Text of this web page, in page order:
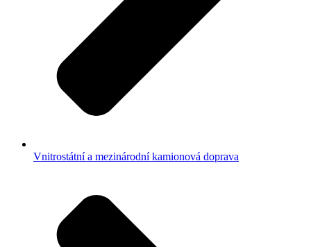
Vnitrostátní a mezinárodní kamionová doprava